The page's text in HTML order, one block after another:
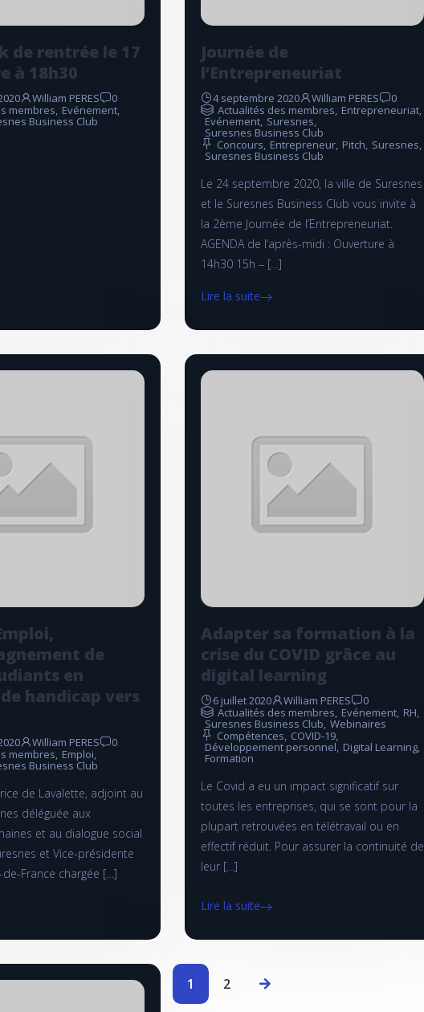
de rentrée le 17
à 18h30
William PERES
0
membres Evénement
Business Club
Journée de
l’Entrepreneuriat
4 septembre 2020 William PERES
0
Actualités des membres Entrepreneuriat
Evénement, Suresnes,
Suresnes Business Club
Concours Entrepreneur Pitch Suresnes
Suresnes Business Club
Le 24 septembre 2020, la ville de Suresnes
et le Suresnes Business Club vous invite à
la 2ème Journée de l’Entrepreneuriat.
AGENDA de l’après-midi : Ouverture à
14h30 15h – […]
Lire la suite
de
en
handicap vers
William PERES
0
membres Emploi
Business Club
de Lavalette, adjoint au
déléguée aux
et au dialogue social
et Vice-présidente
de-France chargée […]
Adapter sa formation à la
crise du COVID grâce au
digital learning
6 juillet 2020 William PERES
0
Actualités des membres Evénement RH
Suresnes Business Club, Webinaires
Compétences COVID-19
Développement personnel, Digital Learning,
Formation
Le Covid a eu un impact significatif sur
toutes les entreprises, qui se sont pour la
plupart retrouvées en télétravail ou en
effectif réduit. Pour assurer la continuité de
leur […]
Lire la suite
1 2